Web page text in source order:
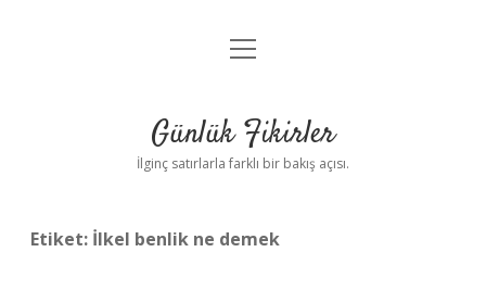
Anasayfa
Yasal Uyarı
menüyü
Günlük Fikirler
İlginç satırlarla farklı bir bakış açısı.
Etiket: İlkel benlik ne demek